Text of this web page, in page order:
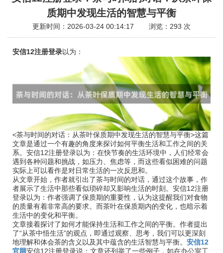
质期中发现生活的智慧与平衡
更新时间：2026-03-24 00:14:17 浏览： 293 次
安信12注册登录以为：
<茶与时间的对话：从茶叶保质期中发现生活的智慧与平衡>这篇
文章是通过一个有趣的角度来探讨如何平衡生活和工作之间的关
系。安信12注册登录以为：在快节奏的生活环境中，人们经常会
遇到各种问题和挑战，如压力、焦虑等，而这些看似困难的问题
实际上可以看作是对日常生活的一次反思和。
从文章开始，作者就引出了茶与时间的对话，通过这个故事，作
者展示了生活中那些看似琐碎却又影响生活的时刻。安信12注册
登录以为：作者强调了保质期的重要性，认为这提醒我们对食物
的质量有着非常高的要求。而茶叶在保质期内的变化，也暗示着
生活中的变化和平衡。
文章接着探讨了如何才能保持生活和工作之间的平衡。作者提出
了“从茶中悟生活”的观点，即通过观察、思考，我们可以更深刻
地理解和体会茶的含义以及其中蕴含的生活智慧与平衡。 安信12
官网安信12注册登录说：文章还列举了一些例子，如在办公室工